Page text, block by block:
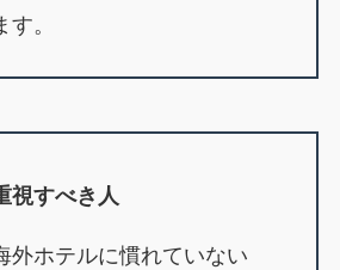
。
視すべき人
外ホテルに慣れていない